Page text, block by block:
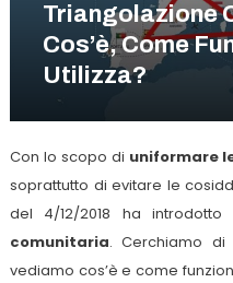
Triangolazione
Cos’è, Come
Utilizza?
Con lo scopo di uniformare
soprattutto di evitare le
del 4/12/2018 ha
comunitaria. Cerchiamo
vediamo cos’è e come